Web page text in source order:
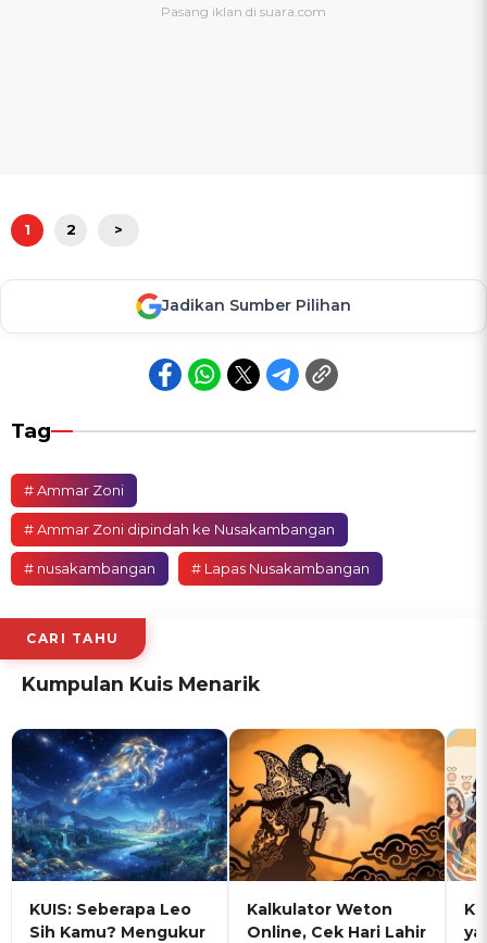
1 2 >
Jadikan Sumber Pilihan
Tag
# Ammar Zoni
# Ammar Zoni dipindah ke Nusakambangan
# nusakambangan # Lapas Nusakambangan
CARI TAHU
Kumpulan Kuis Menarik
KUIS: Seberapa Leo
Sih Kamu? Mengukur
Kalkulator Weton
Online, Cek Hari Lahir